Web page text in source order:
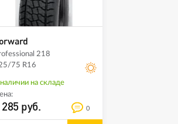
218
75 R16
на складе
руб. 0